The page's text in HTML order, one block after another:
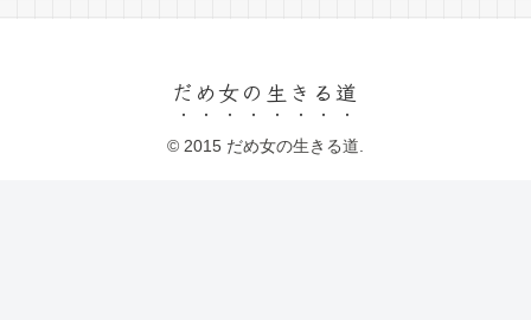
だめ女の生きる道
© 2015 だめ女の生きる道.